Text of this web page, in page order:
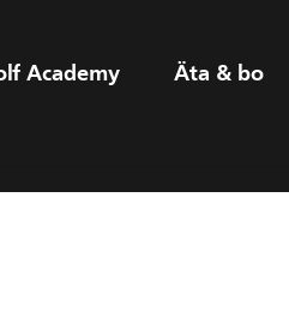
Academy Äta & bo